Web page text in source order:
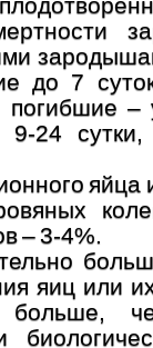
до 7
погибшие
24
– 3-4%.
яиц или
больше,